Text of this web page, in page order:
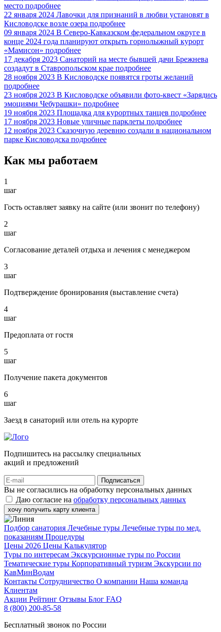
место подробнее
22 января 2024 Лавочки для признаний в любви установят в
Кисловодске возле озера подробнее
09 января 2024 В Северо-Кавказском федеральном округе в
конце 2024 года планируют открыть горнолыжный курорт
«Мамисон» подробнее
17 декабря 2023 Санаторий на месте бывшей дачи Брежнева
создадут в Ставропольском крае подробнее
28 ноября 2023 В Кисловодске появятся гроты желаний
подробнее
23 ноября 2023 В Кисловодске объявили фото-квест «Зарядись
эмоциями Чебурашки» подробнее
19 ноября 2023 Площадка для курортных танцев подробнее
17 ноября 2023 Новые уличные парклеты подробнее
12 ноября 2023 Сказочную деревню создали в национальном
парке Кисловодска подробнее
Как мы работаем
1
шаг
Гость оставляет заявку на сайте (или звонит по телефону)
2
шаг
Согласование деталей отдыха и лечения с менеджером
3
шаг
Подтверждение бронирования (выставление счета)
4
шаг
Предоплата от гостя
5
шаг
Получение пакета документов
6
шаг
Заезд в санаторий или отель на курорте
Подпишитесь на рассылку специальных
акций и предложений
Подписаться
Вы не согласились на обработку персональных данных
Даю согласие на обработку персональных данных
хочу получить карту клиента
Подбор санатория Лечебные туры Лечебные туры по мед.
показаниям Процедуры
Цены 2026 Цены Калькулятор
Туры по интересам Экскурсионные туры по России
Тематические туры Корпоративный туризм Экскурсии по
КавМинВодам
Контакты Сотрудничество О компании Наша команда
Клиентам
Акции Рейтинг Отзывы Блог FAQ
8 (800) 200-85-58
Бесплатный звонок по России